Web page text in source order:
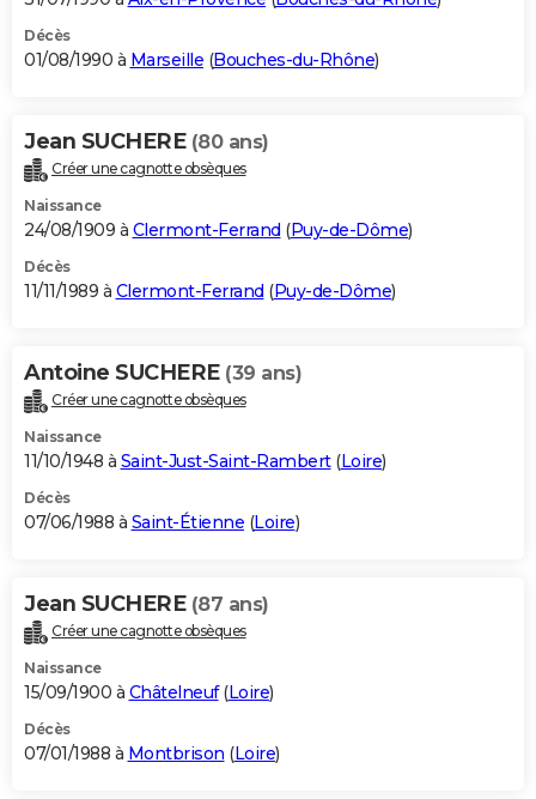
Décès
01/08/1990 à Marseille (Bouches-du-Rhône)
Jean SUCHERE (80 ans)
Créer une cagnotte obsèques
Naissance
24/08/1909 à Clermont-Ferrand (Puy-de-Dôme)
Décès
11/11/1989 à Clermont-Ferrand (Puy-de-Dôme)
Antoine SUCHERE (39 ans)
Créer une cagnotte obsèques
Naissance
11/10/1948 à Saint-Just-Saint-Rambert(Loire)
Décès
07/06/1988 à Saint-Étienne (Loire)
Jean SUCHERE (87 ans)
Créer une cagnotte obsèques
Naissance
15/09/1900 à Châtelneuf(Loire)
Décès
07/01/1988 à Montbrison (Loire)